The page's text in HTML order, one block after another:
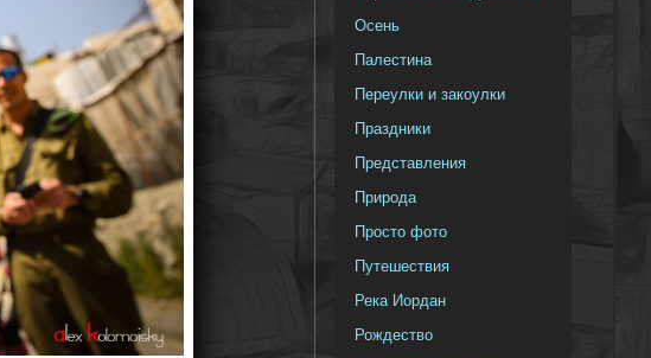
Осень
Палестина
Переулки и закоулки
Праздники
Представления
Природа
Просто фото
Путешествия
Река Иордан
Рождество